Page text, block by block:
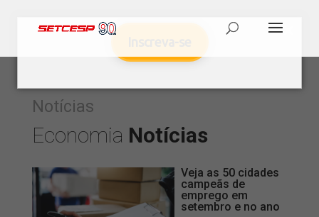
Notícias
Economia Notícias
Veja as 50 cidades
campeãs de
emprego em
setembro e no ano